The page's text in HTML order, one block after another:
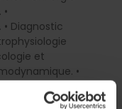
Diagnostic
et
•